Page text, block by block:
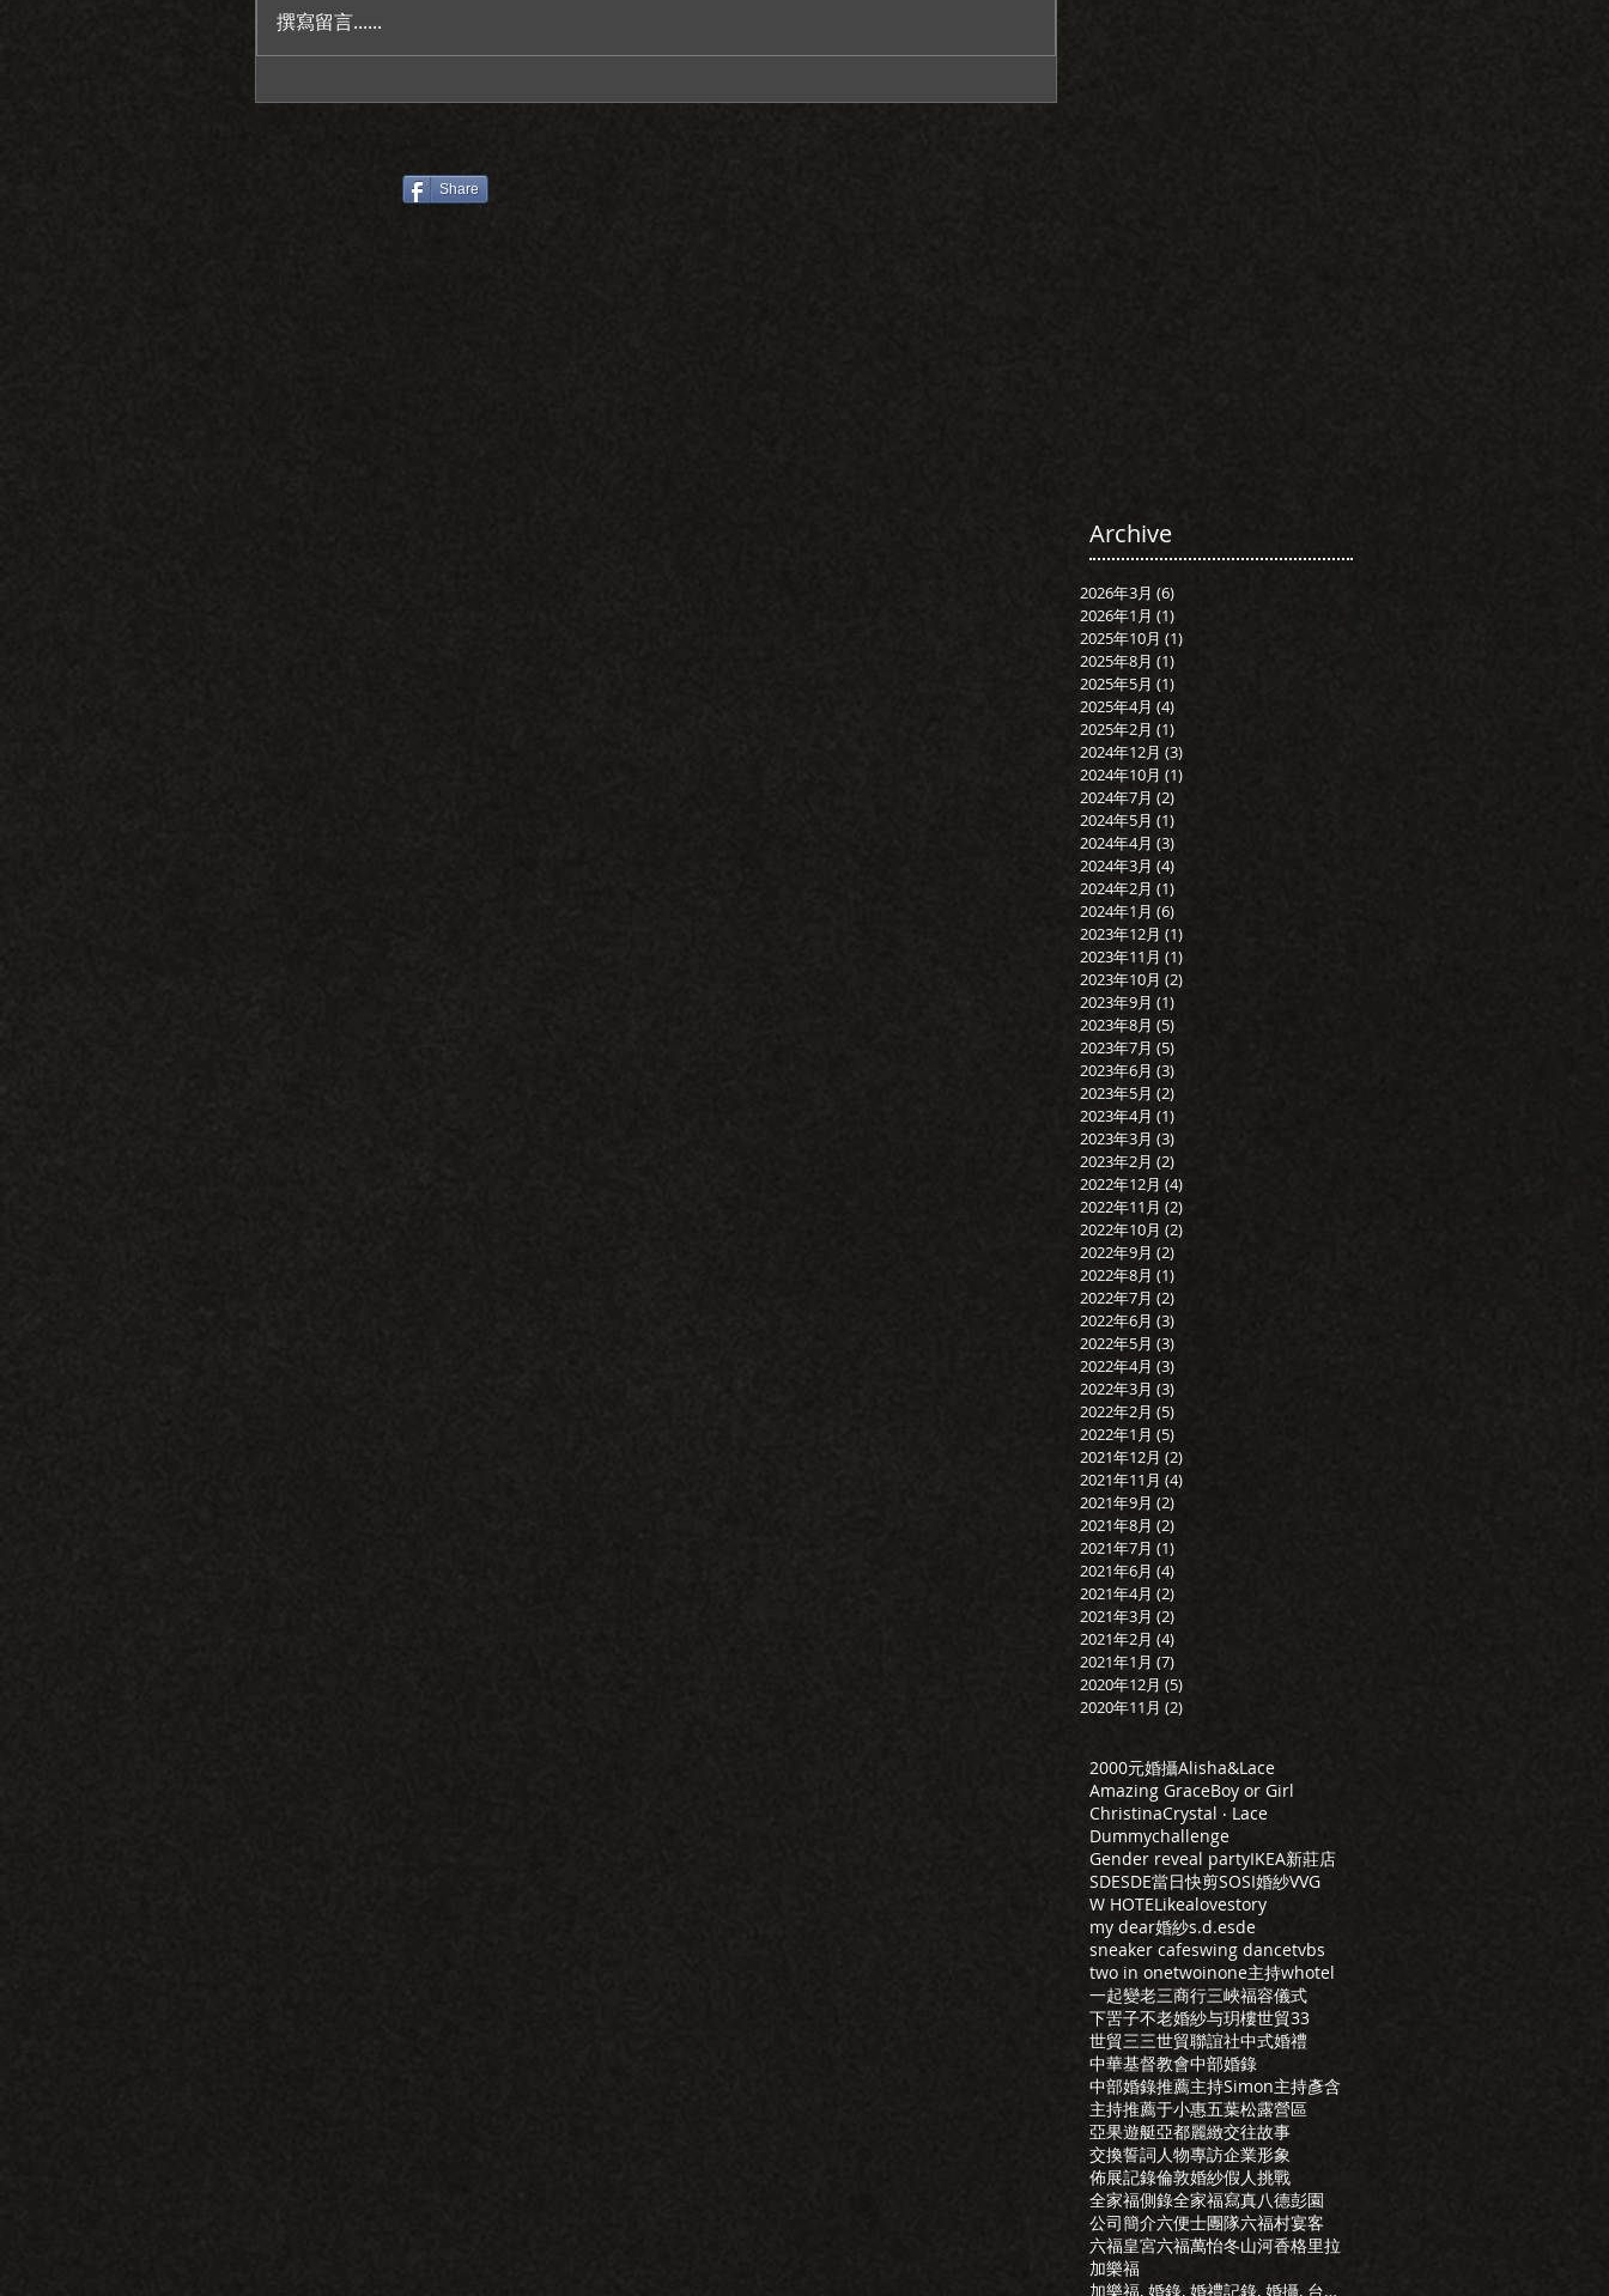
推薦/彥宇+霆瑄
撰寫留言......
Share
Archive
2026年3月 (6)
2026年1月 (1)
2025年10月 (1)
2025年8月 (1)
2025年5月 (1)
2025年4月 (4)
2025年2月 (1)
2024年12月 (3)
2024年10月 (1)
2024年7月 (2)
2024年5月 (1)
2024年4月 (3)
2024年3月 (4)
2024年2月 (1)
2024年1月 (6)
2023年12月 (1)
2023年11月 (1)
2023年10月 (2)
2023年9月 (1)
2023年8月 (5)
2023年7月 (5)
2023年6月 (3)
2023年5月 (2)
2023年4月 (1)
2023年3月 (3)
2023年2月 (2)
2022年12月 (4)
2022年11月 (2)
2022年10月 (2)
2022年9月 (2)
2022年8月 (1)
2022年7月 (2)
2022年6月 (3)
2022年5月 (3)
2022年4月 (3)
2022年3月 (3)
2022年2月 (5)
2022年1月 (5)
2021年12月 (2)
2021年11月 (4)
2021年9月 (2)
2021年8月 (2)
2021年7月 (1)
2021年6月 (4)
2021年4月 (2)
2021年3月 (2)
2021年2月 (4)
2021年1月 (7)
2020年12月 (5)
2020年11月 (2)
2000元婚攝Alisha&Lace
Amazing GraceBoy or Girl
ChristinaCrystal ‧ Lace
Dummychallenge
Gender reveal partyIKEA新莊店
SDESDE當日快剪SOSI婚紗VVG
W HOTELikealovestory
my dear婚紗s.d.esde
sneaker cafeswing dancetvbs
two in onetwoinone主持whotel
一起變老三商行三峽福容儀式
下罟子不老婚紗与玥樓世貿33
世貿三三世貿聯誼社中式婚禮
中華基督教會中部婚錄
中部婚錄推薦主持Simon主持彥含
主持推薦于小惠五葉松露營區
亞果遊艇亞都麗緻交往故事
交換誓詞人物專訪企業形象
佈展記錄倫敦婚紗假人挑戰
全家福側錄全家福寫真八德彭園
公司簡介六便士團隊六福村宴客
六福皇宮六福萬怡冬山河香格里拉
加樂福
加樂福, 婚錄, 婚禮記錄, 婚攝, 台北婚錄, 婚禮錄影, 推薦婚錄, 婚錄推薦, 婚攝推薦, 推